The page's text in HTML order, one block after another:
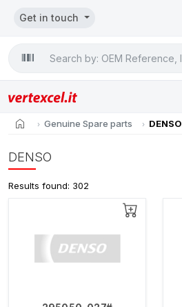
Get in touch

home Genuine Spare parts DENSO
DENSO
Results found: 302